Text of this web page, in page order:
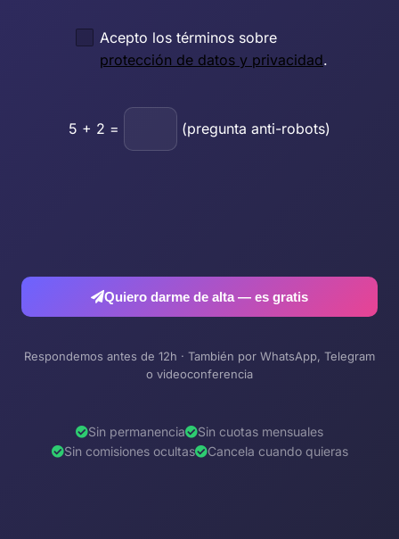
Acepto los términos sobre
protección de datos y privacidad.
5 + 2 = (pregunta anti-robots)
Quiero darme de alta — es gratis
Respondemos antes de 12h · También por WhatsApp, Telegram
o videoconferencia
Sin permanencia
Sin cuotas mensuales
Sin comisiones ocultas
Cancela cuando quieras